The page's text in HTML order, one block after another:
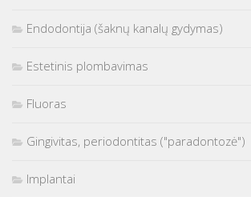
Endodontija (šaknų kanalų gydymas)
Estetinis plombavimas
Fluoras
Gingivitas, periodontitas ("paradontozė")
Implantai